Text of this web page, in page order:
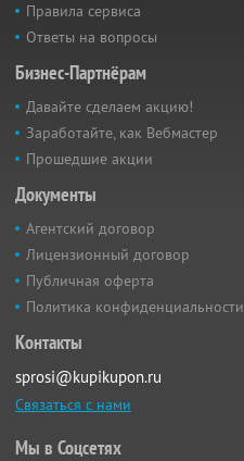
Правила сервиса
Ответы на вопросы
Бизнес-Партнёрам
Давайте сделаем акцию!
Заработайте, как Вебмастер
Прошедшие акции
Документы
Агентский договор
Лицензионный договор
Публичная оферта
Политика конфиденциальности
Контакты
sprosi@kupikupon.ru
Связаться с нами
Мы в Соцсетях